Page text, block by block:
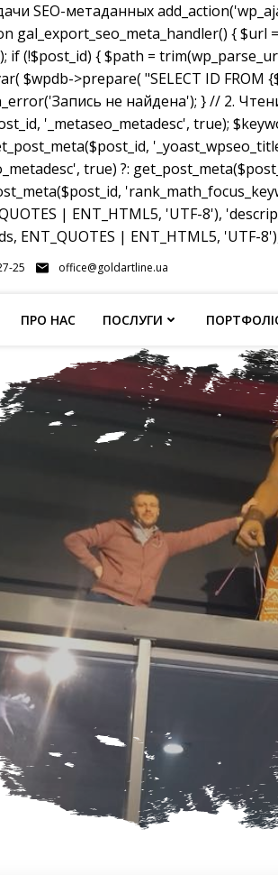
SEO-метаданных
gal_export_seo_meta_handler() {
if (!$post_id) { $path =
$wpdb->prepare( "SELECT ID
не найдена'); } // 2.
'_metaseo_metadesc', true);
true) ?:
| ENT_HTML5, 'UTF-8'),
ENT_QUOTES | ENT_HTML5, 'UTF-
25 office@goldartline.ua
ПРО НАС ПОСЛУГИ